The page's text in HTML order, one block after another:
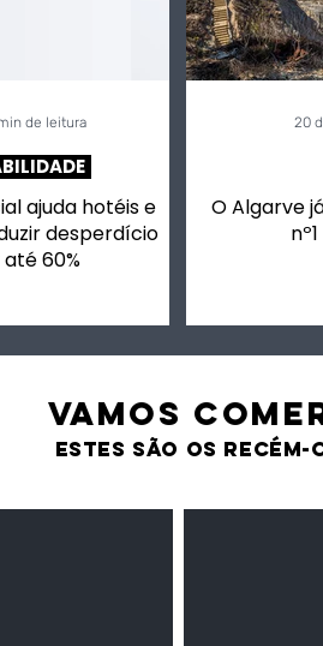
ajuda hotéis e
desperdício
60%
de leitura
O Algarve
20
VAMOS
estes são os recém-